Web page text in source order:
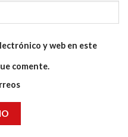
y web en este
comente.